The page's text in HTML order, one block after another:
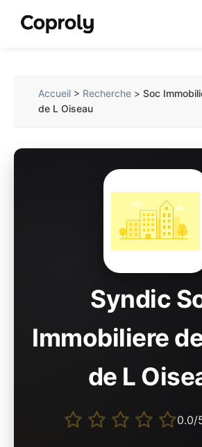
Accueil > Recherche >Soc
de L Oiseau
Syndic
Immobiliere
de L
0.0/